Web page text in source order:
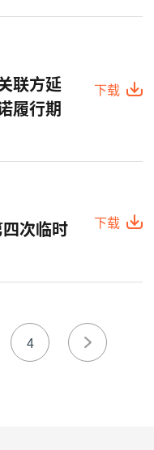
联方延
履行期
下载
次临时
下载
4